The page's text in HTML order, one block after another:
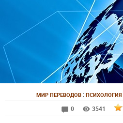
МИР ПЕРЕВОДОВ: ПСИХОЛОГИЯ
0
3541